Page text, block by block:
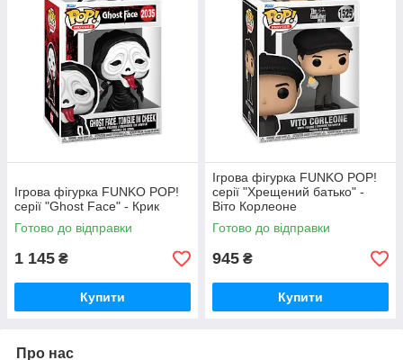
Ігрова фігурка FUNKO POP!
серії "Ghost Face" - Крик
Готово до відправки
1 145 ₴
Купити
Ігрова фігурка FUNKO POP!
серії "Хрещений батько" -
Віто Корлеоне
Готово до відправки
945 ₴
Купити
Про нас